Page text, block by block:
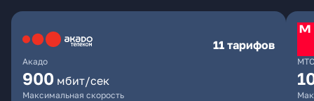
Акадо
11 тарифов
900 мбит/сек
Максимальная скорость
МТС